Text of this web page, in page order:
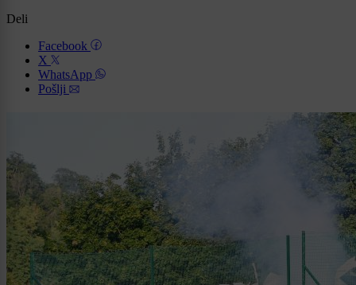
Deli
Facebook
X
WhatsApp
Pošlji